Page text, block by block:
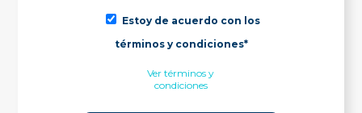
Estoy de acuerdo con los
términos y condiciones*
Ver términos y
condiciones